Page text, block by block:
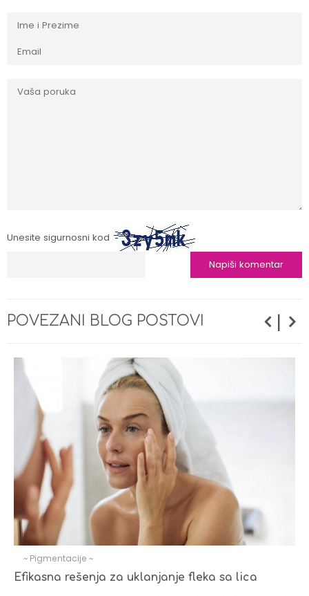
Unesite sigurnosni kod
POVEZANI BLOG POSTOVI |
~ Pigmentacije ~
Efikasna rešenja za uklanjanje fleka sa lica